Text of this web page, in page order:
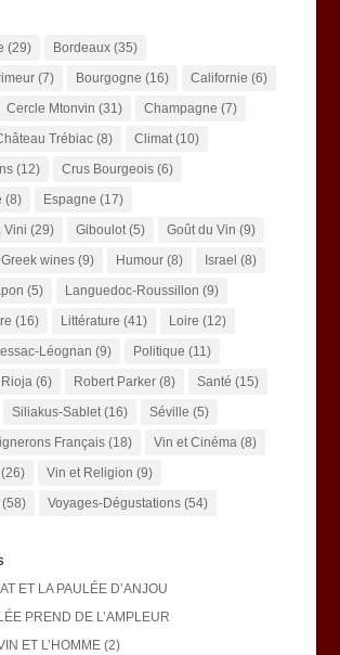
(29) Bordeaux(35)
(7) Bourgogne (16) Californie (6)
Cercle Mtonvin (31) Champagne (7)
Trébiac(8) Climat(10)
(12) Crus Bourgeois(6)
(8) Espagne (17)
Vini (29) Giboulot(5) Goût du Vin (9)
Greek wines(9) Humour(8) Israel (8)
(5) Languedoc-Roussillon (9)
(16) Littérature (41) Loire (12)
Léognan (9) Politique (11)
Rioja(6) Robert Parker(8) Santé (15)
Siliakus-Sablet(16) Séville (5)
Français(18) Vin et Cinéma(8)
(26) Vin et Religion (9)
(58) Voyages-Dégustations(54)
ET LA PAULÉE D’ANJOU
PREND DE L’AMPLEUR
ET L’HOMME (2)